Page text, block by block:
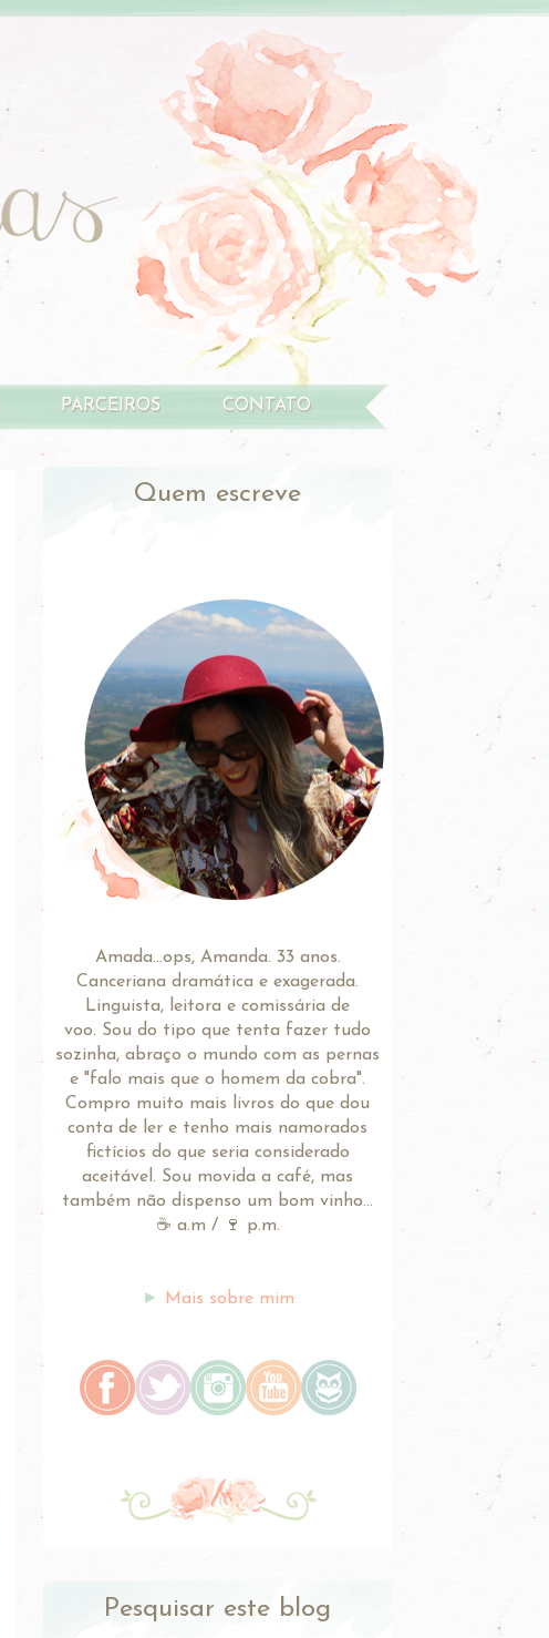
PARCEIROS CONTATO
Quem escreve
Amada...ops, Amanda. 33 anos.
Canceriana dramática e exagerada.
Linguista, leitora e comissária de
voo. Sou do tipo que tenta fazer tudo
sozinha, abraço o mundo com as pernas
e "falo mais que o homem da cobra".
Compro muito mais livros do que dou
conta de ler e tenho mais namorados
fictícios do que seria considerado
aceitável. Sou movida a café, mas
também não dispenso um bom vinho...
☕ a.m / 🍷 p.m.
► Mais sobre mim
Pesquisar este blog